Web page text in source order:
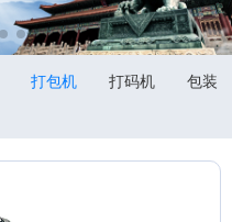
打包机 打码机
包装